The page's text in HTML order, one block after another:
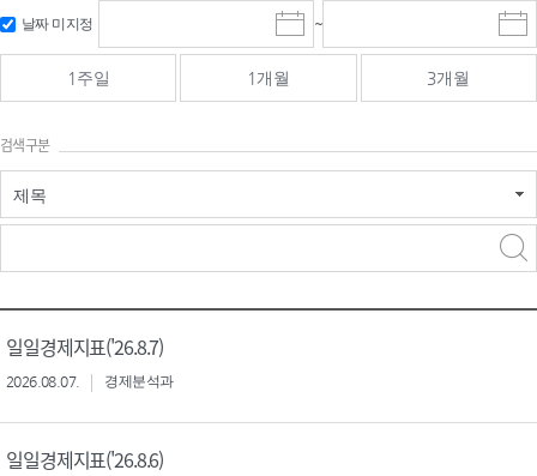
날짜 미지정
시
작
일
선
~
종
료
선
1주일 1개월 3개월
검색구분
제목
일일경제지표('26.8.7)
2026.08.07. 경제분석과
일일경제지표('26.8.6)